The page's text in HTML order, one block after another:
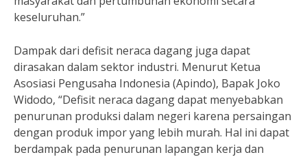
keseluruhan.”
Dampak dari defisit neraca dagang juga dapat
dirasakan dalam sektor industri. Menurut Ketua
Asosiasi Pengusaha Indonesia (Apindo), Bapak Joko
Widodo, “Defisit neraca dagang dapat menyebabkan
penurunan produksi dalam negeri karena persaingan
dengan produk impor yang lebih murah. Hal ini dapat
berdampak pada penurunan lapangan kerja dan